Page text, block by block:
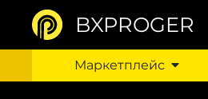
BXPROGER
Маркетплейс